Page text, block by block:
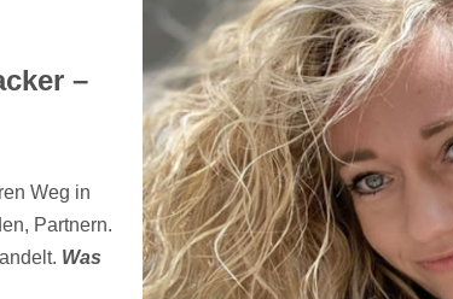
–
Weg in
Partnern.
Was